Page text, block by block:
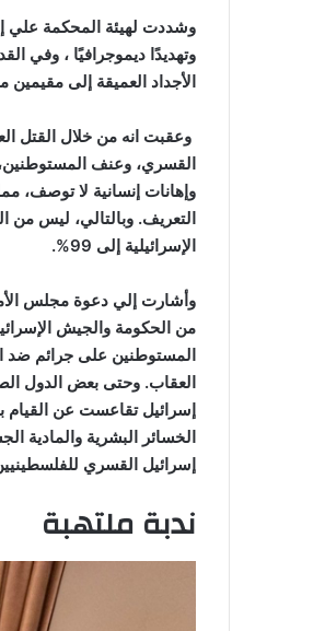
وشددت لهيئة المحكمة علي
وتهديدًا ديموجرافيًا ، وفي
الأجداد العميقة إلى
وعقبت انه من خلال القتل
القسري، وعنف
وإهانات إنسانية لا توصف،
التعريف. وبالتالي، ليس من
الإسرائيلية إلى 99%.
وأشارت إلي دعوة مجلس
من الحكومة والجيش
المستوطنين على جرائم ضد
العقاب. وحتى بعض الدول
إسرائيل تقاعست عن القيام
الخسائر البشرية
إسرائيل القسري
ندبة ملتهبة